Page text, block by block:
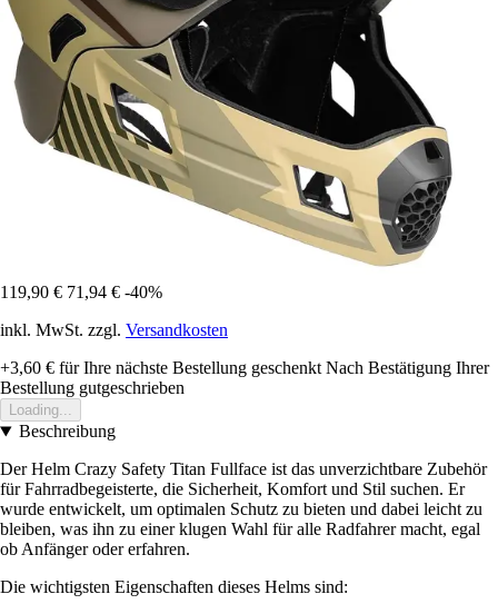
119,90 € 71,94 € -40%
inkl. MwSt. zzgl. Versandkosten
+3,60 € für Ihre nächste Bestellung geschenkt Nach Bestätigung Ihrer
Bestellung gutgeschrieben
Loading...
Beschreibung
Der Helm Crazy Safety Titan Fullface ist das unverzichtbare Zubehör
für Fahrradbegeisterte, die Sicherheit, Komfort und Stil suchen. Er
wurde entwickelt, um optimalen Schutz zu bieten und dabei leicht zu
bleiben, was ihn zu einer klugen Wahl für alle Radfahrer macht, egal
ob Anfänger oder erfahren.
Die wichtigsten Eigenschaften dieses Helms sind: